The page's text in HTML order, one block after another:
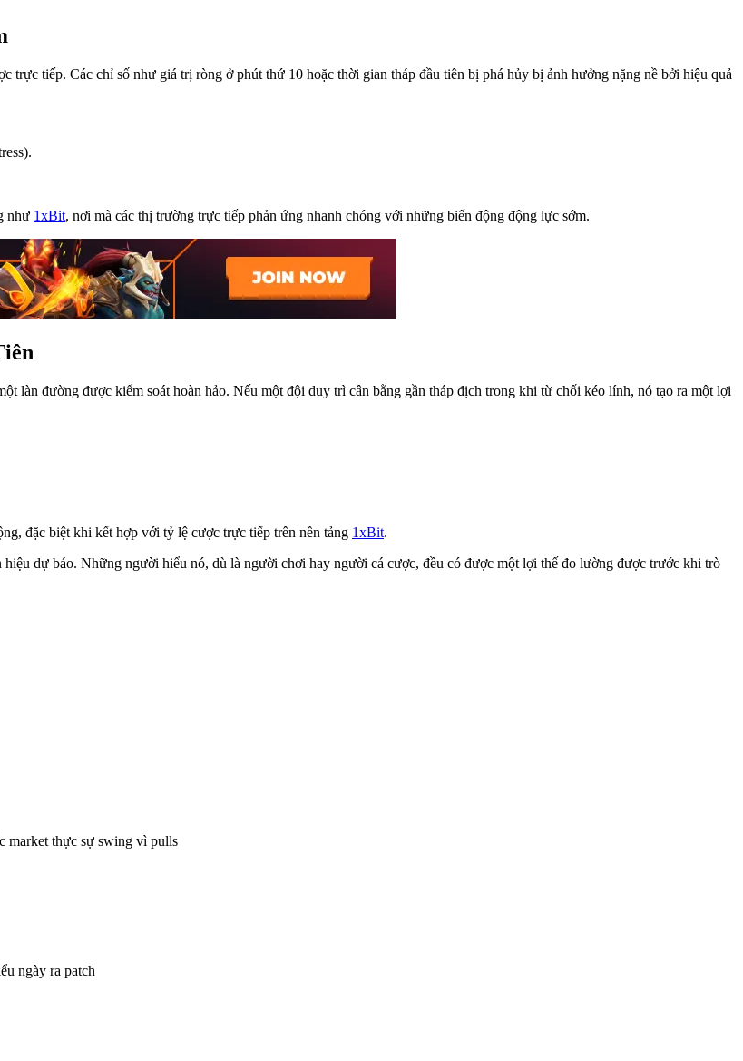
tiếp. Các chỉ số như giá trị ròng ở phút thứ 10 hoặc thời gian tháp đầu tiên bị phá hủy bị ảnh hưởng nặng nề bởi hiệu quả
như 1xBit, nơi mà các thị trường trực tiếp phản ứng nhanh chóng với những biến động động lực sớm.
làn đường được kiểm soát hoàn hảo. Nếu một đội duy trì cân bằng gần tháp địch trong khi từ chối kéo lính, nó tạo ra một lợi
đặc biệt khi kết hợp với tỷ lệ cược trực tiếp trên nền tảng 1xBit.
dự báo. Những người hiểu nó, dù là người chơi hay người cá cược, đều có được một lợi thế đo lường được trước khi trò
market thực sự swing vì pulls
ngày ra patch